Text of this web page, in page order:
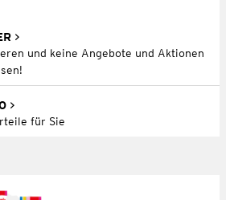
und keine Angebote und Aktionen
für Sie